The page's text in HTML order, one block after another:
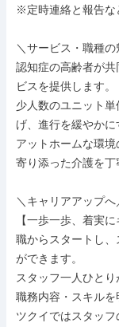
※定時連絡と報告な
＼サービス・職種の
認知症の高齢者が
ビスを提供します。
少人数のユニット
げ、進行を緩やかに
アットホームな環
寄り添った介護を丁
＼キャリアアップへ
【一歩一歩、着実
職からスタートし
ができます。
スタッフ一人ひと
職務内容・スキルを
ツクイではスタッ